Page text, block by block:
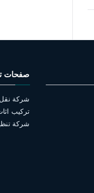
صفحات
شركة نقل
تركيب
شركة